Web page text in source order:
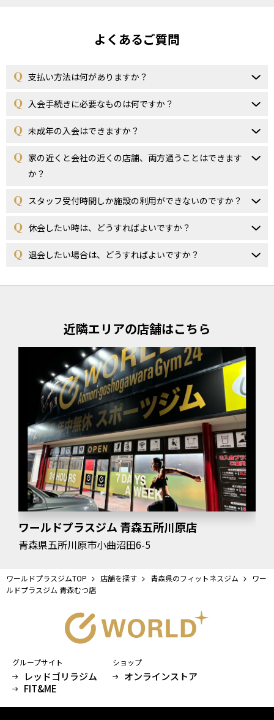
よくあるご質問
支払い方法は何がありますか？
入会手続きに必要なものは何ですか？
未成年の入会はできますか？
家の近くと会社の近くの店舗、両方通うことはできます
か？
スタッフ受付時間しか施設の利用ができないのですか？
休会したい時は、どうすればよいですか？
退会したい場合は、どうすればよいですか？
近隣エリアの店舗はこちら
ワールドプラスジム 青森五所川原店
青森県五所川原市小曲沼田6-5
ワールドプラスジムTOP 店舗を探す 青森県のフィットネスジム
ワー
ルドプラスジム 青森むつ店
グループサイト
レッドゴリラジム
FIT&ME
ショップ
オンラインストア